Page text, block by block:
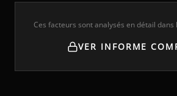
Ces facteurs sont analysés en détail
VER INFORME